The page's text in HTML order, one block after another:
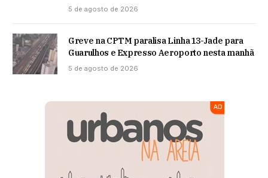
5 de agosto de 2026
Greve na CPTM paralisa Linha 13-Jade para
Guarulhos e Expresso Aeroporto nesta manhã
5 de agosto de 2026